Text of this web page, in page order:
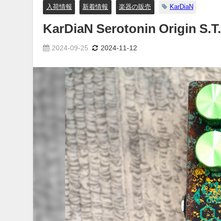
入荷情報 新着情報 楽器の販売 KarDiaN
KarDiaN Serotonin Origin S.T.
2024-09-25 2024-11-12